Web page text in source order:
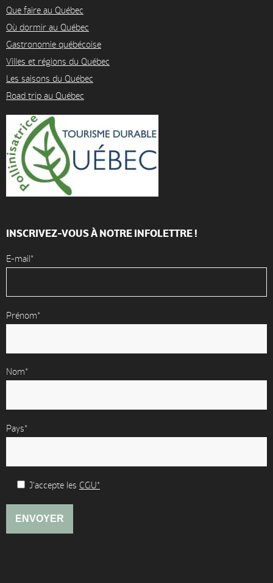
Accueil
Que faire au Québec
Où dormir au Québec
Gastronomie québécoise
Villes et régions du Québec
Les saisons du Québec
Road trip au Québec
INSCRIVEZ-VOUS À NOTRE INFOLETTRE !
E-mail*
Prénom*
Nom*
Pays*
J'accepte les CGU*